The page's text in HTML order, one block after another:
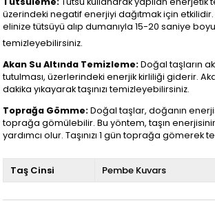
üzerindeki negatif enerjiyi dağıtmak için etkilidir.
elinize tütsüyü alıp dumanıyla 15-20 saniye
temizleyebilirsiniz.
Akan Su Altında Temizleme:Doğal taşların
tutulması, üzerlerindeki enerjik kirliliği giderir.
dakika yıkayarak taşınızı temizleyebilirsiniz.
Toprağa Gömme:Doğal taşlar, doğanın
toprağa gömülebilir. Bu yöntem, taşın
yardımcı olur. Taşınızı 1 gün toprağa gömerek
Taş Cinsi Pembe Kuvars